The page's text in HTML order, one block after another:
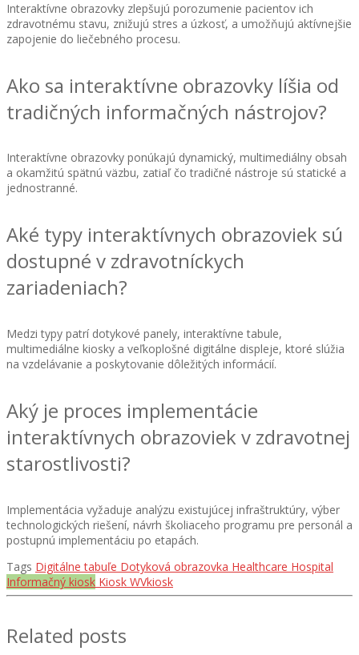
Interaktívne obrazovky zlepšujú porozumenie pacientov ich
zdravotnému stavu, znižujú stres a úzkosť, a umožňujú aktívnejšie
zapojenie do liečebného procesu.
Ako sa interaktívne obrazovky líšia od
tradičných informačných nástrojov?
Interaktívne obrazovky ponúkajú dynamický, multimediálny obsah
a okamžitú spätnú väzbu, zatiaľ čo tradičné nástroje sú statické a
jednostranné.
Aké typy interaktívnych obrazoviek sú
dostupné v zdravotníckych
zariadeniach?
Medzi typy patrí dotykové panely, interaktívne tabule,
multimediálne kiosky a veľkoplošné digitálne displeje, ktoré slúžia
na vzdelávanie a poskytovanie dôležitých informácií.
Aký je proces implementácie
interaktívnych obrazoviek v zdravotnej
starostlivosti?
Implementácia vyžaduje analýzu existujúcej infraštruktúry, výber
technologických riešení, návrh školiaceho programu pre personál a
postupnú implementáciu po etapách.
Tags Digitálne tabuľe Dotyková obrazovka Healthcare Hospital
Informačný kiosk Kiosk WVkiosk
Related posts